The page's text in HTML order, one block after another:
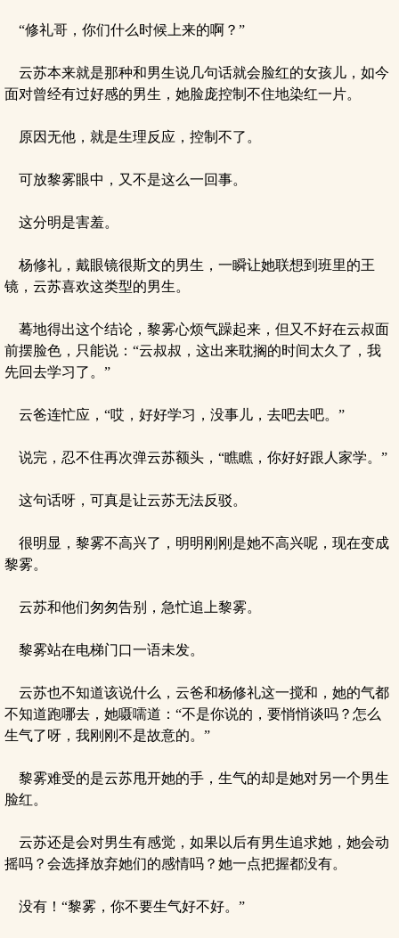
“修礼哥，你们什么时候上来的啊？”
云苏本来就是那种和男生说几句话就会脸红的女孩儿，如今
面对曾经有过好感的男生，她脸庞控制不住地染红一片。
原因无他，就是生理反应，控制不了。
可放黎雾眼中，又不是这么一回事。
这分明是害羞。
杨修礼，戴眼镜很斯文的男生，一瞬让她联想到班里的王
镜，云苏喜欢这类型的男生。
蓦地得出这个结论，黎雾心烦气躁起来，但又不好在云叔面
前摆脸色，只能说：“云叔叔，这出来耽搁的时间太久了，我
先回去学习了。”
云爸连忙应，“哎，好好学习，没事儿，去吧去吧。”
说完，忍不住再次弹云苏额头，“瞧瞧，你好好跟人家学。”
这句话呀，可真是让云苏无法反驳。
很明显，黎雾不高兴了，明明刚刚是她不高兴呢，现在变成
黎雾。
云苏和他们匆匆告别，急忙追上黎雾。
黎雾站在电梯门口一语未发。
云苏也不知道该说什么，云爸和杨修礼这一搅和，她的气都
不知道跑哪去，她嗫嚅道：“不是你说的，要悄悄谈吗？怎么
生气了呀，我刚刚不是故意的。”
黎雾难受的是云苏甩开她的手，生气的却是她对另一个男生
脸红。
云苏还是会对男生有感觉，如果以后有男生追求她，她会动
摇吗？会选择放弃她们的感情吗？她一点把握都没有。
没有！“黎雾，你不要生气好不好。”